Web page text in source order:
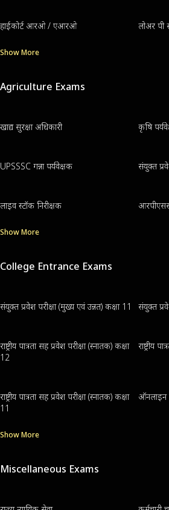
हाईकोर्ट आरओ / एआरओ लोअर पी
Show More
Agriculture Exams
खाद्य सुरक्षा अधिकारी कृषि
UPSSSC गन्ना पर्यवेक्षक संयुक्त
लाइव स्टॉक निरीक्षक
Show More
College Entrance Exams
संयुक्त प्रवेश परीक्षा (मुख्य एवं उन्नत) कक्षा 11 संयुक्त
राष्ट्रीय पात्रता सह प्रवेश परीक्षा (स्नातक) कक्षा
12
राष्ट्रीय
राष्ट्रीय पात्रता सह प्रवेश परीक्षा (स्नातक) कक्षा
11
ऑनलाइन
Show More
Miscellaneous Exams